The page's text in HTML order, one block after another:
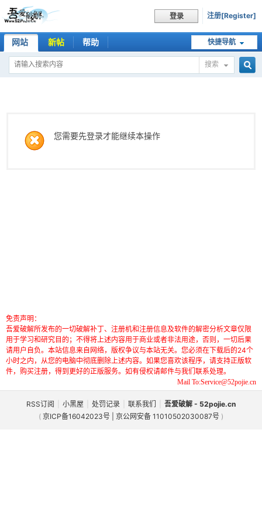
登录 注册[Register]
快捷导航
网站 新帖 帮助
搜索
您需要先登录才能继续本操作
免责声明：
吾爱破解所发布的一切破解补丁、注册机和注册信息及软件的解密分析文章仅限
用于学习和研究目的；不得将上述内容用于商业或者非法用途，否则，一切后果
请用户自负。本站信息来自网络，版权争议与本站无关。您必须在下载后的24个
小时之内，从您的电脑中彻底删除上述内容。如果您喜欢该程序，请支持正版软
件，购买注册，得到更好的正版服务。如有侵权请邮件与我们联系处理。
Mail To:Service@52pojie.cn
RSS订阅 小黑屋 处罚记录 联系我们
吾爱破解 - 52pojie.cn
( 京ICP备16042023号 | 京公网安备 11010502030087号 )